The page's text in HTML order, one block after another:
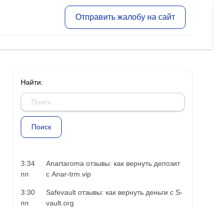
Отправить жалобу на сайт
Найти:
3:34
пп
Anartaroma отзывы: как вернуть депозит
с Anar-trm.vip
3:30
пп
Safevault отзывы: как вернуть деньги с S-
vault.org